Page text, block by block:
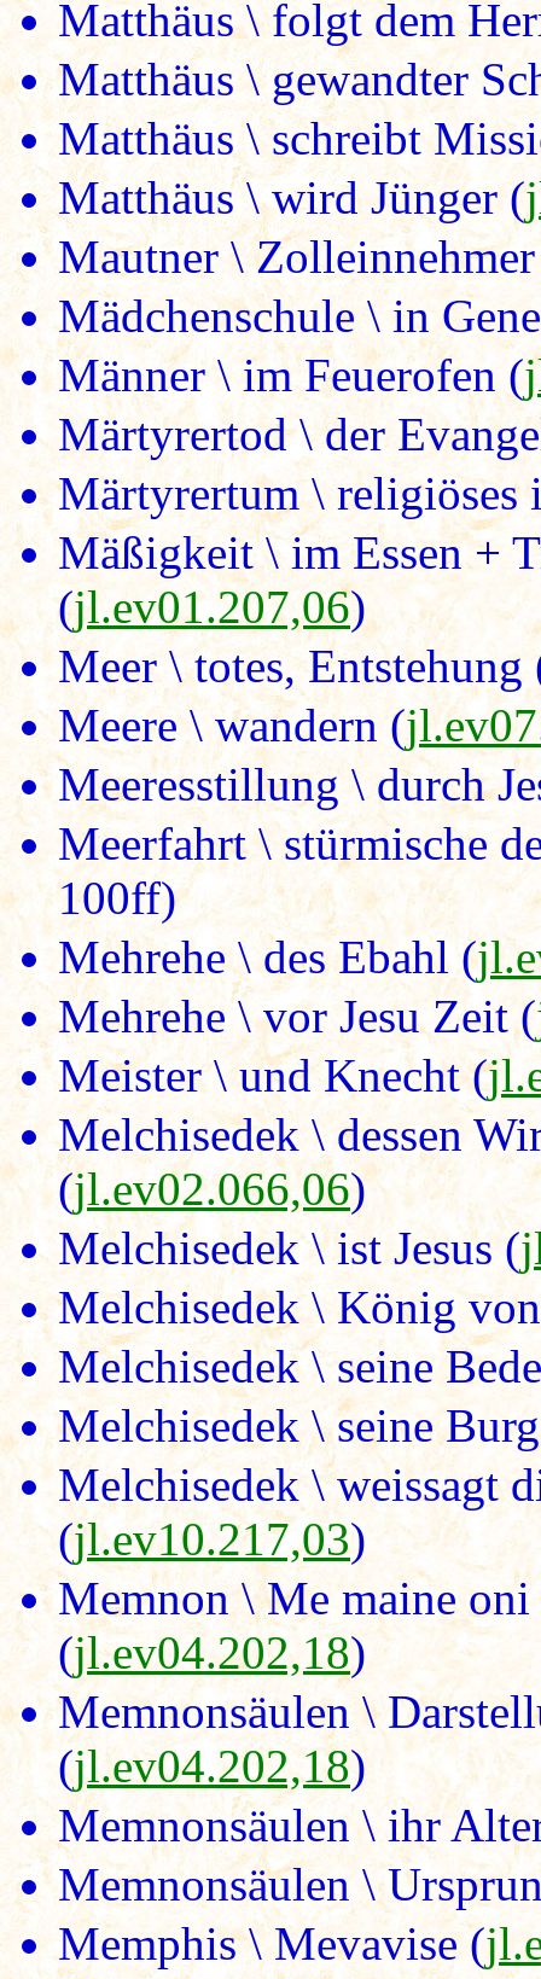
Matthäus \ folgt dem
Matthäus \ gewandter
Matthäus \ schreibt
Matthäus \ wird Jünger (
Mautner \
Mädchenschule \ in
Männer \ im Feuerofen (
Märtyrertod \ der
Märtyrertum \ religiöses
Mäßigkeit \ im Essen +
(jl.ev01.207,06)
Meer \ totes, Entstehung
Meere \ wandern (
Meeresstillung \ durch
Meerfahrt \ stürmische
100ff)
Mehrehe \ des Ebahl (
Mehrehe \ vor Jesu Zeit (
Meister \ und Knecht (
Melchisedek \ dessen
(jl.ev02.066,06)
Melchisedek \ ist Jesus (
Melchisedek \ König
Melchisedek \ seine
Melchisedek \ seine
Melchisedek \ weissagt
(jl.ev10.217,03)
Memnon \ Me maine
(jl.ev04.202,18)
Memnonsäulen \
(jl.ev04.202,18)
Memnonsäulen \ ihr
Memnonsäulen \
Memphis \ Mevavise (